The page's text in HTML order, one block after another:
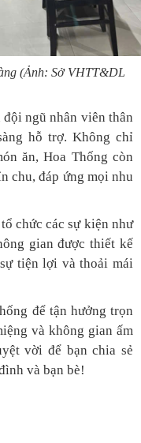
(Ảnh: Sở VHTT&DL
ngũ nhân viên thân
hỗ trợ. Không chỉ
ăn, Hoa Thống còn
chu, đáp ứng mọi nhu
chức các sự kiện như
gian được thiết kế
tiện lợi và thoải mái
để tận hưởng trọn
và không gian ấm
vời để bạn chia sẻ
và bạn bè!